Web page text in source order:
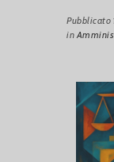
Pubblicato
in